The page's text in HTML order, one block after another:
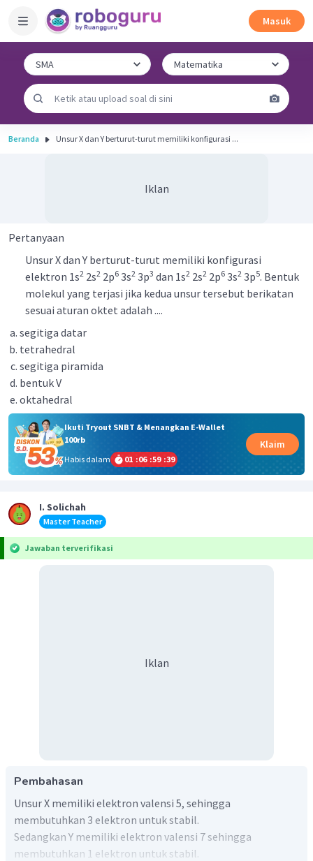
Masuk
Beranda Unsur X dan Y berturut-turut memiliki konfigurasi ...
Iklan
Pertanyaan
Unsur X dan Y berturut-turut memiliki konfigurasi
elektron 1s2 2s2 2p6 3s2 3p3 dan 1s2 2s2 2p6 3s2 3p5. Bentuk
molekul yang terjasi jika kedua unsur tersebut berikatan
sesuai aturan oktet adalah ....
segitiga datar
tetrahedral
segitiga piramida
bentuk V
oktahedral
Ikuti Tryout SNBT & Menangkan E-Wallet
100rb
Habis dalam
01 :06 :59 :38
Klaim
I. Solichah
Master Teacher
Jawaban terverifikasi
Iklan
Pembahasan
Unsur X memiliki elektron valensi 5, sehingga
membutuhkan 3 elektron untuk stabil.
Sedangkan Y memiliki elektron valensi 7 sehingga
membutuhkan 1 elektron untuk stabil.